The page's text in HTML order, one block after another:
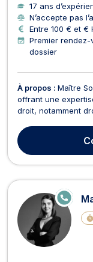
17 ans
N’accepte pas
Entre 100 € et €
Premier
dossier
À propos : Maître
offrant une
droit, notamment
droit pénal,
de la construction,
E
N
E